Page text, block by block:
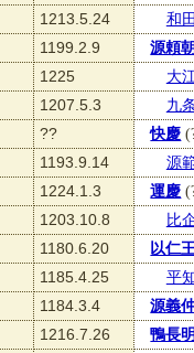
1213.5.24
和
1199.2.9
源頼
1225
大
1207.5.3
九
?? 快慶
1193.9.14
源
1224.1.3 運慶
1203.10.8
比
1180.6.20
以仁
1185.4.25
平
1184.3.4
源義
1216.7.26
鴨長